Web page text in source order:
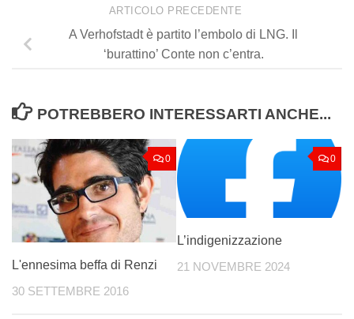
ARTICOLO PRECEDENTE
A Verhofstadt è partito l’embolo di LNG. Il
‘burattino’ Conte non c’entra.
POTREBBERO INTERESSARTI ANCHE...
0
L'ennesima beffa di Renzi
30 SETTEMBRE 2016
0
L’indigenizzazione
21 NOVEMBRE 2024